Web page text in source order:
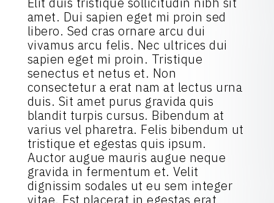
amet. Dui sapien eget mi proin sed
libero. Sed cras ornare arcu dui
vivamus arcu felis. Nec ultrices dui
sapien eget mi proin. Tristique
senectus et netus et. Non
consectetur a erat nam at lectus urna
duis. Sit amet purus gravida quis
blandit turpis cursus. Bibendum at
varius vel pharetra. Felis bibendum ut
tristique et egestas quis ipsum.
Auctor augue mauris augue neque
gravida in fermentum et. Velit
dignissim sodales ut eu sem integer
vitae. Est placerat in egestas erat